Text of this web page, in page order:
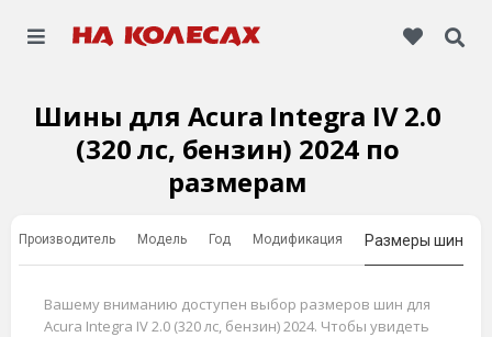
Шины для Acura Integra IV 2.0
(320 лс, бензин) 2024 по
размерам
Производитель Модель Год Модификация Размеры шин
Вашему вниманию доступен выбор размеров шин для
Acura Integra IV 2.0 (320 лс, бензин) 2024. Чтобы увидеть